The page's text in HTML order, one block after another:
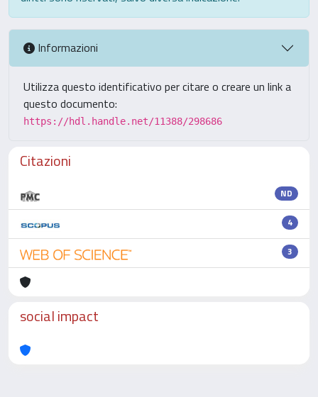
Informazioni
Utilizza questo identificativo per citare o creare un link a
questo documento:
https://hdl.handle.net/11388/298686
Citazioni
ND
4
3
social impact